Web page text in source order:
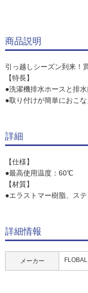
商品説明
引っ越しシーズン到来！
【特長】
●洗濯機排水ホースと排水
●取り付けが簡単におこな
詳細
【仕様】
●最高使用温度：60℃
【材質】
●エラストマー樹脂、ステ
詳細情報
メーカー